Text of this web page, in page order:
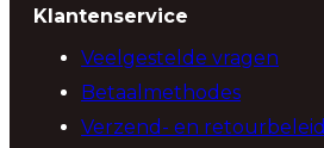
Klantenservice
Veelgestelde vragen
Betaalmethodes
Verzend- en retourbeleid